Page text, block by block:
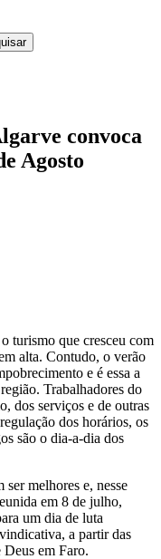
convoca
Agosto
turismo que cresceu com
alta. Contudo, o verão
e é essa a
Trabalhadores do
dos serviços e de outras
dos horários, os
são o dia-a-dia dos
melhores e, nesse
em 8 de julho,
um dia de luta
a partir das
Deus em Faro.